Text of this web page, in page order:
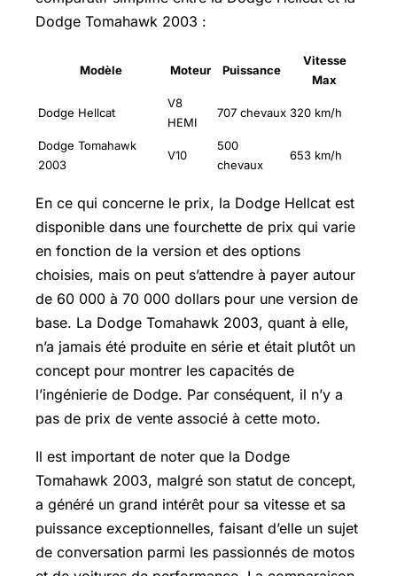
Dodge Tomahawk 2003 :
Modèle Moteur Puissance
Vitesse
Max
Dodge Hellcat
V8
HEMI
707 chevaux 320 km/h
Dodge Tomahawk
2003
V10
500
chevaux
653 km/h
En ce qui concerne le prix, la Dodge Hellcat est
disponible dans une fourchette de prix qui varie
en fonction de la version et des options
choisies, mais on peut s’attendre à payer autour
de 60 000 à 70 000 dollars pour une version de
base. La Dodge Tomahawk 2003, quant à elle,
n’a jamais été produite en série et était plutôt un
concept pour montrer les capacités de
l’ingénierie de Dodge. Par conséquent, il n’y a
pas de prix de vente associé à cette moto.
Il est important de noter que la Dodge
Tomahawk 2003, malgré son statut de concept,
a généré un grand intérêt pour sa vitesse et sa
puissance exceptionnelles, faisant d’elle un sujet
de conversation parmi les passionnés de motos